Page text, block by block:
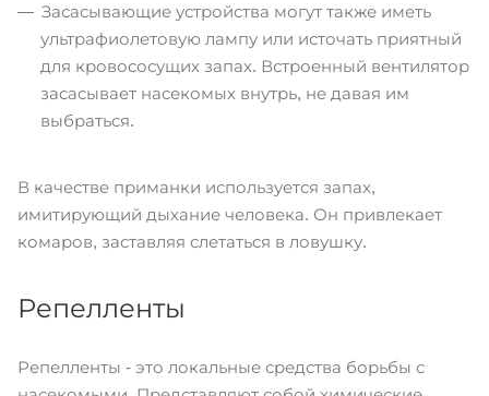
Засасывающие устройства могут также иметь
ультрафиолетовую лампу или источать приятный
для кровососущих запах. Встроенный вентилятор
засасывает насекомых внутрь, не давая им
выбраться.
В качестве приманки используется запах,
имитирующий дыхание человека. Он привлекает
комаров, заставляя слетаться в ловушку.
Репелленты
Репелленты - это локальные средства борьбы с